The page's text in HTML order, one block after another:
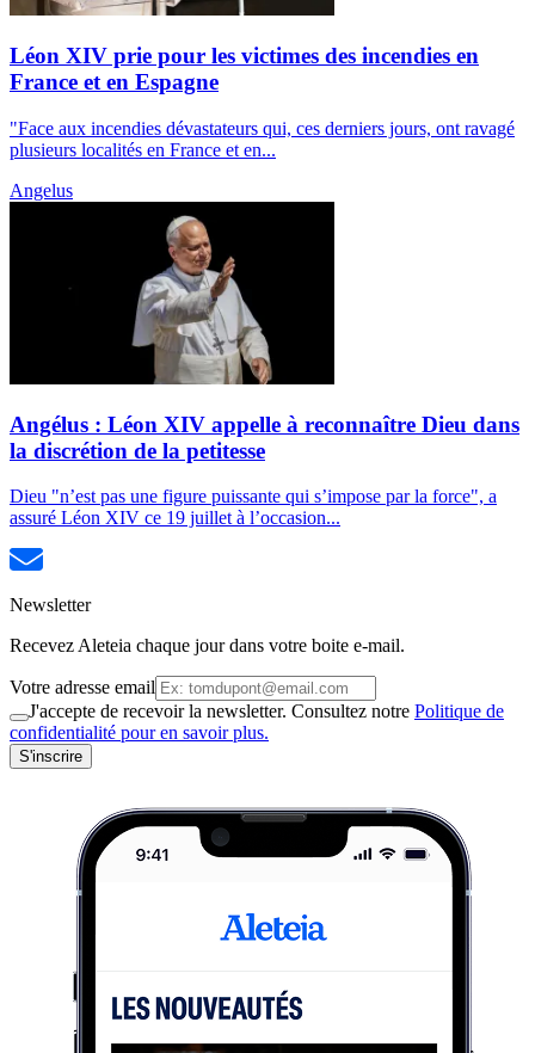
Léon XIV prie pour les victimes des incendies en
France et en Espagne
"Face aux incendies dévastateurs qui, ces derniers jours, ont ravagé
plusieurs localités en France et en...
Angelus
Angélus : Léon XIV appelle à reconnaître Dieu dans
la discrétion de la petitesse
Dieu "n’est pas une figure puissante qui s’impose par la force", a
assuré Léon XIV ce 19 juillet à l’occasion...
Newsletter
Recevez Aleteia chaque jour dans votre boite e-mail.
Votre adresse email
J'accepte de recevoir la newsletter. Consultez notre Politique de
confidentialité pour en savoir plus.
S'inscrire